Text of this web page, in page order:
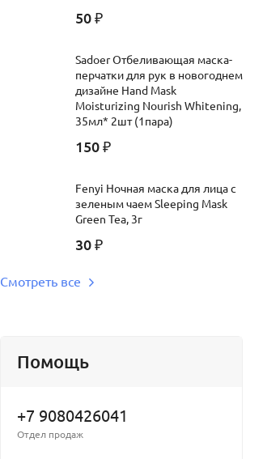
50 ₽
Sadoer Отбеливающая маска-
перчатки для рук в новогоднем
дизайне Hand Mask
Moisturizing Nourish Whitening,
35мл* 2шт (1пара)
150 ₽
Fenyi Ночная маска для лица с
зеленым чаем Sleeping Mask
Green Tea, 3г
30 ₽
Смотреть все
Помощь
+7 9080426041
Отдел продаж